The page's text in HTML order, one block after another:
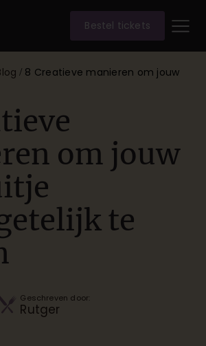
Bestel tickets
/ 8 Creatieve manieren om jouw
om jouw
te
Geschreven door:
Rutger